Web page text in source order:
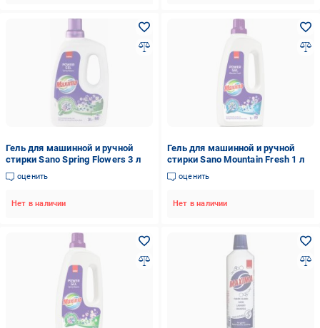
Гель для машинной и ручной
стирки Sano Spring Flowers 3 л
оценить
Нет в наличии
Гель для машинной и ручной
стирки Sano Mountain Fresh 1 л
оценить
Нет в наличии